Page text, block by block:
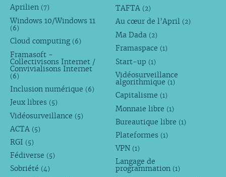
Aprilien (7)
Windows 10/Windows 11
(6)
Cloud computing (6)
Framasoft -
Collectivisons Internet /
Convivialisons Internet
(6)
Inclusion numérique (6)
Jeux libres (5)
Vidéosurveillance (5)
ACTA (5)
RGI (5)
Fédiverse (5)
Sobriété (4)
TAFTA (2)
Au cœur de l’April (2)
Ma Dada (2)
Framaspace (1)
Start-up (1)
Vidéosurveillance
algorithmique (1)
Capitalisme (1)
Monnaie libre (1)
Bureautique libre (1)
Plateformes (1)
VPN (1)
Langage de
programmation (1)